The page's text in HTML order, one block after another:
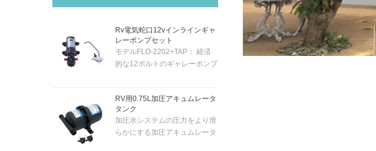
Rv電気蛇口12vインラインギャ
レーポンプセット
モデルFLO-2202+TAP： 経済
的な12ボルトのギャレーポンプ
付属しています。そのため、蛇
口のトグルスイッチでポンプを
自動的にアクティブにすること
ができます。ポンプは「セルフ
RV用0.75L加圧アキュムレータ
タンク
加圧水システムの圧力をより滑
らかにする加圧アキュムレータ